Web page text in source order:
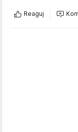
Reaguj